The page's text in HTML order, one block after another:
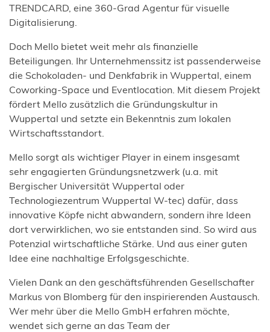
TRENDCARD, eine 360-Grad Agentur für visuelle
Digitalisierung.
Doch Mello bietet weit mehr als finanzielle
Beteiligungen. Ihr Unternehmenssitz ist passenderweise
die Schokoladen- und Denkfabrik in Wuppertal, einem
Coworking-Space und Eventlocation. Mit diesem Projekt
fördert Mello zusätzlich die Gründungskultur in
Wuppertal und setzte ein Bekenntnis zum lokalen
Wirtschaftsstandort.
Mello sorgt als wichtiger Player in einem insgesamt
sehr engagierten Gründungsnetzwerk (u.a. mit
Bergischer Universität Wuppertal oder
Technologiezentrum Wuppertal W-tec) dafür, dass
innovative Köpfe nicht abwandern, sondern ihre Ideen
dort verwirklichen, wo sie entstanden sind. So wird aus
Potenzial wirtschaftliche Stärke. Und aus einer guten
Idee eine nachhaltige Erfolgsgeschichte.
Vielen Dank an den geschäftsführenden Gesellschafter
Markus von Blomberg für den inspirierenden Austausch.
Wer mehr über die Mello GmbH erfahren möchte,
wendet sich gerne an das Team der